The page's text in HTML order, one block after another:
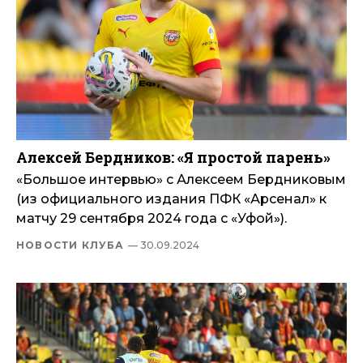
Алексей Бердников: «Я простой парень»
«Большое интервью» с Алексеем Бердниковым
(из официального издания ПФК «Арсенал» к
матчу 29 сентября 2024 года с «Уфой»).
НОВОСТИ КЛУБА — 30.09.2024